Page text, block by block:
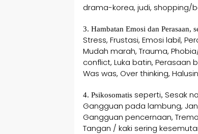
drama-korea, judi, shopping/
3. Hambatan Emosi dan Perasaan,
Stress, Frustasi, Emosi labil,
Mudah marah, Trauma,
conflict, Luka batin, Perasaan
Was was, Over thinking,
4. Psikosomatis seperti, Sesak
Gangguan pada lambung,
Gangguan pencernaan,
Tangan / kaki sering